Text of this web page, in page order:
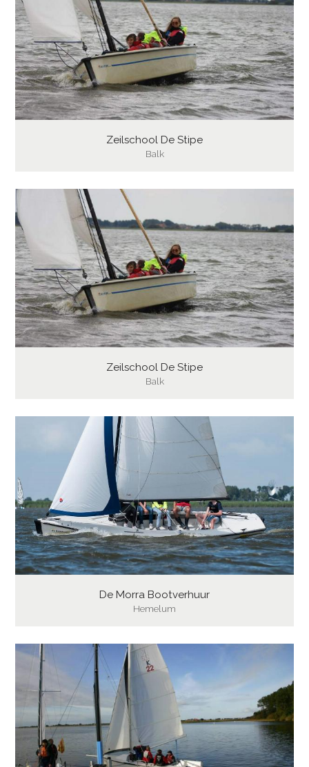
Zeilschool De Stipe
Balk
Zeilschool De Stipe
Balk
De Morra Bootverhuur
Hemelum